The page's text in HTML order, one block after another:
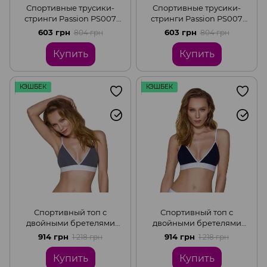
Спортивные трусики-
стринги Passion PS007
PANTIES dark, Grey, S
603 грн 804 грн
Купить
Спортивные трусики-
стринги Passion PS007
PANTIES, Navy Blue, S
603 грн 804 грн
Купить
КЭШБЕК
Спортивный топ с
двойными бретелями
Passion PS007 TOP dark,
914 грн 1 218 грн
Купить
КЭШБЕК
Спортивный топ с
двойными бретелями
Passion PS007 TOP, Navy
914 грн 1 218 грн
Купить